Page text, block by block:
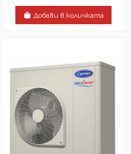
Добави в количката